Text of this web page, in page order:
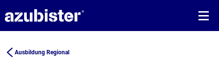
Ausbildung Regional